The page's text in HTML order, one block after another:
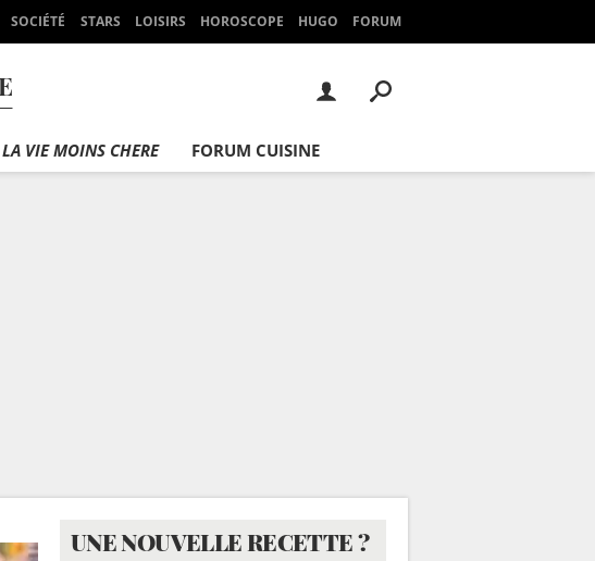
SOCIÉTÉ STARS LOISIRS HOROSCOPE HUGO FORUM
LA VIE MOINS CHERE FORUM CUISINE
UNE NOUVELLE RECETTE ?